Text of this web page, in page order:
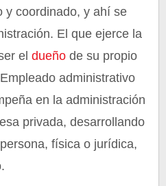
y coordinado, y ahí se
El que ejerce la
eldueño de su propio
administrativo
en la administración
privada, desarrollando
física o jurídica,